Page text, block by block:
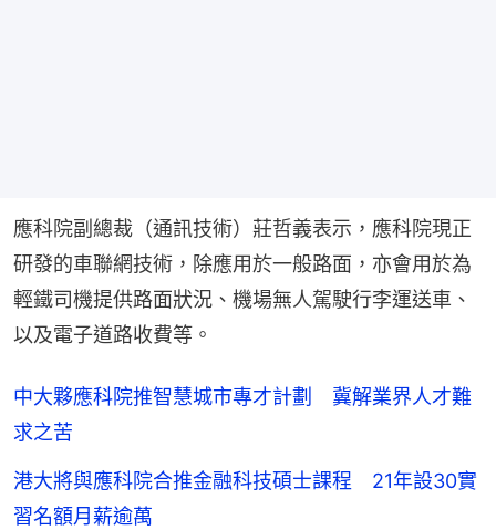
應科院副總裁（通訊技術）莊哲義表示，應科院現正
研發的車聯網技術，除應用於一般路面，亦會用於為
輕鐵司機提供路面狀況、機場無人駕駛行李運送車、
以及電子道路收費等。
中大夥應科院推智慧城市專才計劃 冀解業界人才難
求之苦
港大將與應科院合推金融科技碩士課程 21年設30實
習名額月薪逾萬